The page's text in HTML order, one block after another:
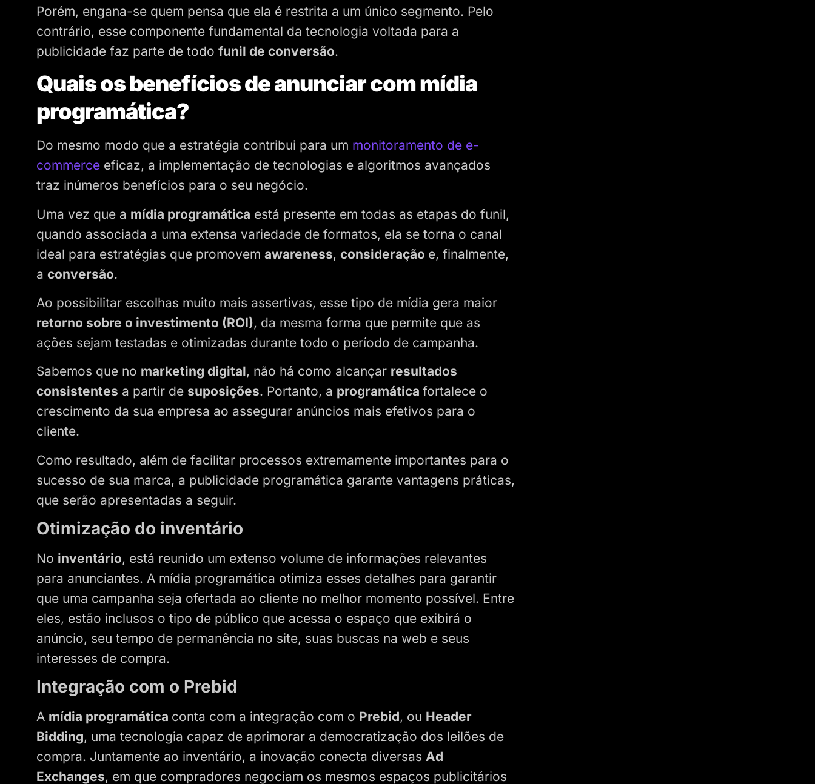
Porém, engana-se quem pensa que ela é restrita a um único segmento. Pelo
contrário, esse componente fundamental da tecnologia voltada para a
publicidade faz parte de todo funil de conversão.
Quais os benefícios de anunciar com mídia
programática?
Do mesmo modo que a estratégia contribui para um monitoramento de e-
commerce eficaz, a implementação de tecnologias e algoritmos avançados
traz inúmeros benefícios para o seu negócio.
Uma vez que a mídia programática está presente em todas as etapas do funil,
quando associada a uma extensa variedade de formatos, ela se torna o canal
ideal para estratégias que promovem awareness, consideração e, finalmente,
a conversão.
Ao possibilitar escolhas muito mais assertivas, esse tipo de mídia gera maior
retorno sobre o investimento (ROI), da mesma forma que permite que as
ações sejam testadas e otimizadas durante todo o período de campanha.
Sabemos que no marketing digital, não há como alcançar resultados
consistentes a partir de suposições. Portanto, a programática fortalece o
crescimento da sua empresa ao assegurar anúncios mais efetivos para o
cliente.
Como resultado, além de facilitar processos extremamente importantes para o
sucesso de sua marca, a publicidade programática garante vantagens práticas,
que serão apresentadas a seguir.
Otimização do inventário
No inventário, está reunido um extenso volume de informações relevantes
para anunciantes. A mídia programática otimiza esses detalhes para garantir
que uma campanha seja ofertada ao cliente no melhor momento possível. Entre
eles, estão inclusos o tipo de público que acessa o espaço que exibirá o
anúncio, seu tempo de permanência no site, suas buscas na web e seus
interesses de compra.
Integração com o Prebid
A mídia programática conta com a integração com o Prebid, ou Header
Bidding, uma tecnologia capaz de aprimorar a democratização dos leilões de
compra. Juntamente ao inventário, a inovação conecta diversas Ad
Exchanges, em que compradores negociam os mesmos espaços publicitários